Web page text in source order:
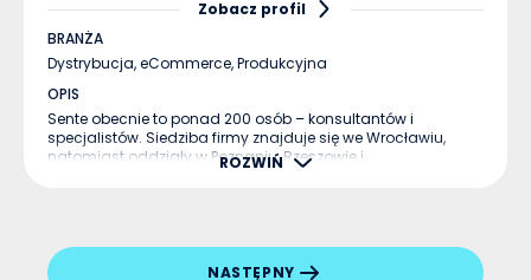
Zobacz profil
BRANŻA
Dystrybucja,eCommerce,Produkcyjna
OPIS
Sente obecnie to ponad 200 osób – konsultantów i
specjalistów. Siedziba firmy znajduje się we Wrocławiu,
natomiast oddziały w Poznaniu, Rzeszowie i
ROZWIŃ
NASTĘPNY